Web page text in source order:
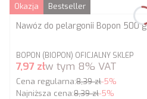
Okazja Bestseller
Nawóz do pelargonii Bopon 500 g
PRODUCENT
BOPON (BIOPON) OFICJALNY SKLEP
Cena promocyjna brutto
7,97 złw tym 8% VAT
Cena regularna:8,39 zł-5%
Najniższa cena:8,39 zł-5%